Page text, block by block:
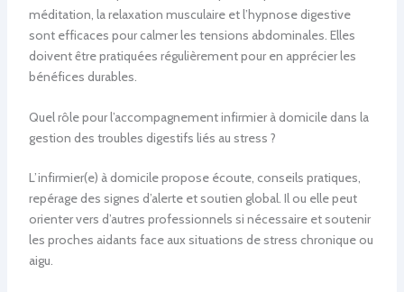
méditation, la relaxation musculaire et l’hypnose digestive
sont efficaces pour calmer les tensions abdominales. Elles
doivent être pratiquées régulièrement pour en apprécier les
bénéfices durables.
Quel rôle pour l’accompagnement infirmier à domicile dans la
gestion des troubles digestifs liés au stress ?
L’infirmier(e) à domicile propose écoute, conseils pratiques,
repérage des signes d’alerte et soutien global. Il ou elle peut
orienter vers d’autres professionnels si nécessaire et soutenir
les proches aidants face aux situations de stress chronique ou
aigu.